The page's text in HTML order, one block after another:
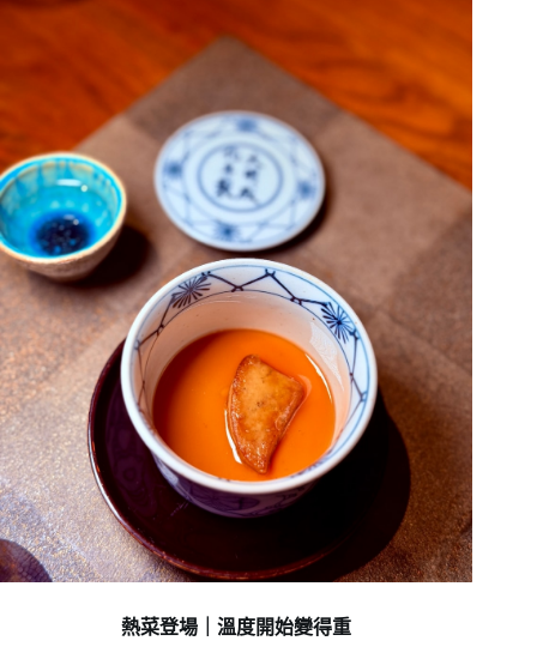
熱菜登場｜溫度開始變得重